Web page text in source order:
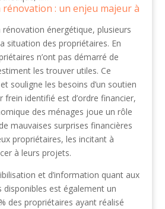
rénovation : un enjeu majeur à
rénovation énergétique, plusieurs
situation des propriétaires. En
n’ont pas démarré de
les trouver utiles. Ce
souligne les besoins d’un soutien
frein identifié est d’ordre financier,
des ménages joue un rôle
mauvaises surprises financières
propriétaires, les incitant à
à leurs projets.
et d’information quant aux
disponibles est également un
des propriétaires ayant réalisé